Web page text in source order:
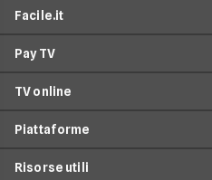
Facile.it
Assicurazioni
Prestiti
Mutui
Pay TV
Offerte Sky
Offerte Mediaset Premium
TV online
Offerte Now TV
Piattaforme
Risorse utili